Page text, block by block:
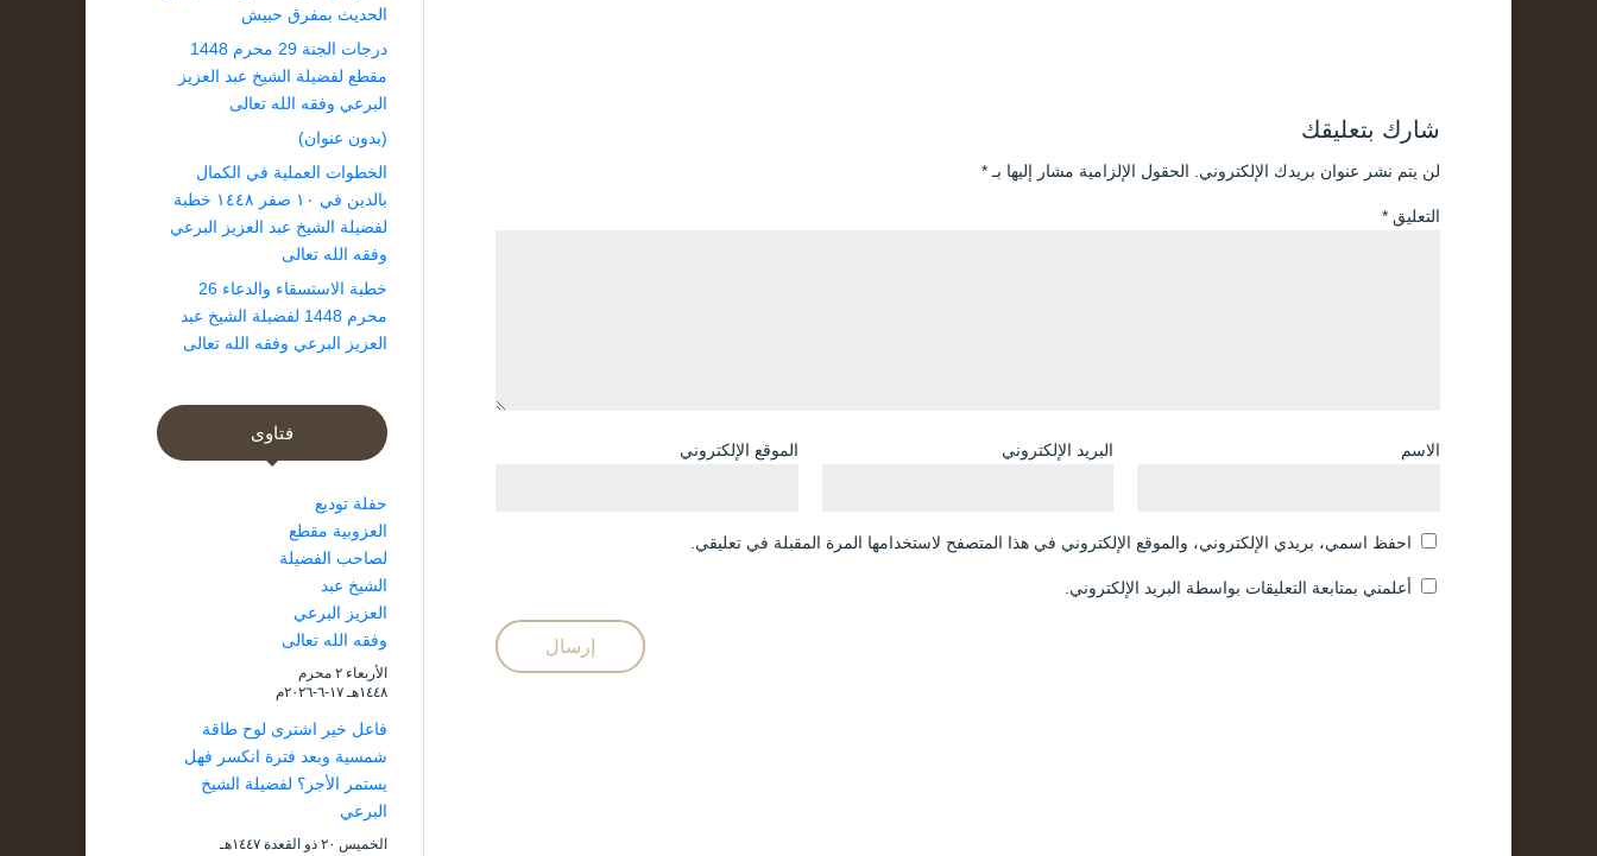
شارك بتعليقك
لن يتم نشر عنوان بريدك الإلكتروني. الحقول الإلزامية مشار إليها بـ *
التعليق *
الاسم البريد الإلكتروني الموقع الإلكتروني
احفظ اسمي، بريدي الإلكتروني، والموقع الإلكتروني في هذا المتصفح لاستخدامها المرة المقبلة في تعليقي.
أعلمني بمتابعة التعليقات بواسطة البريد الإلكتروني.
الحديث بمفرق حبيش
درجات الجنة 29 محرم 1448
مقطع لفضيلة الشيخ عبد العزيز
البرعي وفقه الله تعالى
(بدون عنوان)
الخطوات العملية في الكمال
بالدين في ١٠ صفر ١٤٤٨ خطبة
لفضيلة الشيخ عبد العزيز البرعي
وفقه الله تعالى
خطبة الاستسقاء والدعاء 26
محرم 1448 لفضيلة الشيخ عبد
العزيز البرعي وفقه الله تعالى
فتاوى
حفلة توديع
العزوبية مقطع
لصاحب الفضيلة
الشيخ عبد
العزيز البرعي
وفقه الله تعالى
الأربعاء ۲ محرم
۱٤٤۸هـ ۱۷-٦-۲۰۲٦م
فاعل خير اشترى لوح طاقة
شمسية وبعد فترة انكسر فهل
يستمر الأجر؟ لفضيلة الشيخ
البرعي
الخميس ۲۰ ذو القعدة ۱٤٤۷هـ